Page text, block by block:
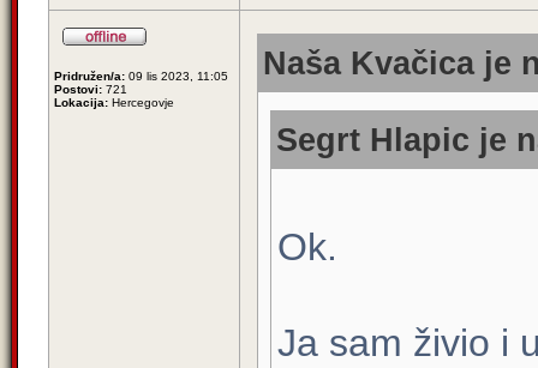
Pridružen/a: 09 lis 2023, 11:05
Postovi: 721
Lokacija: Hercegovje
Naša Kvačica je
Segrt Hlapic je
Ok.
Ja sam živio i